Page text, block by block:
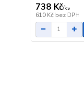
738 Kč/ks
610 Kč bez DPH